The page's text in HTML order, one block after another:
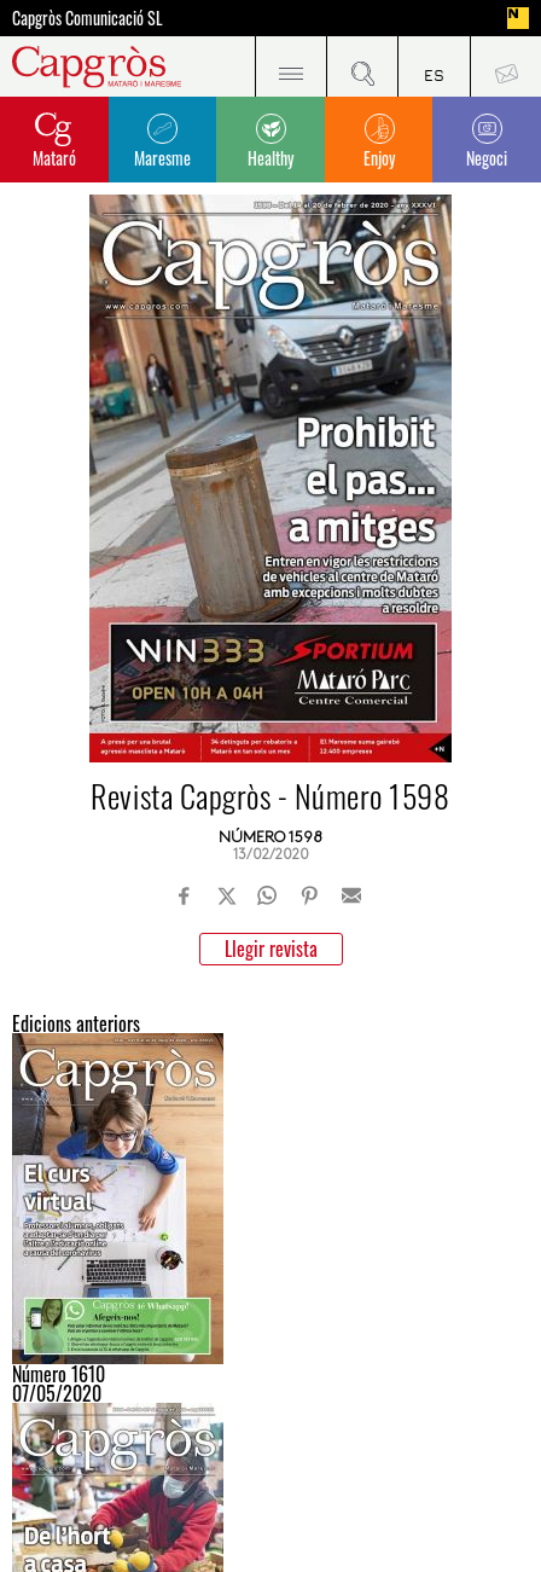
Capgròs Comunicació SL
Mataró Maresme Healthy Enjoy Negoci
Revista Capgròs - Número 1598
NÚMERO 1598
13/02/2020
Llegir revista
Edicions anteriors
Número 1610
07/05/2020